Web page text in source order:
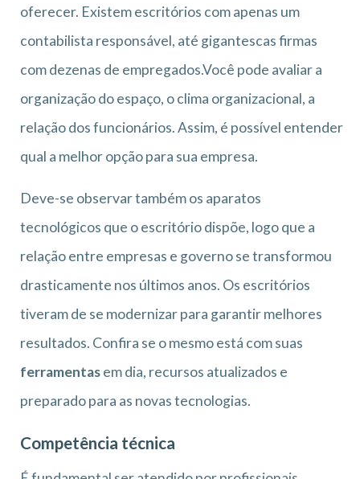
oferecer. Existem escritórios com apenas um
contabilista responsável, até gigantescas firmas
com dezenas de empregados.Você pode avaliar a
organização do espaço, o clima organizacional, a
relação dos funcionários. Assim, é possível entender
qual a melhor opção para sua empresa.
Deve-se observar também os aparatos
tecnológicos que o escritório dispõe, logo que a
relação entre empresas e governo se transformou
drasticamente nos últimos anos. Os escritórios
tiveram de se modernizar para garantir melhores
resultados. Confira se o mesmo está com suas
ferramentasem dia, recursos atualizados e
preparado para as novas tecnologias.
Competência técnica